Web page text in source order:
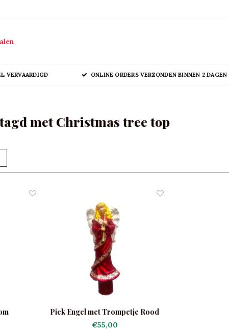
VERVAARDIGD ONLINE ORDERS VERZONDEN BINNEN 2 DAGEN
met Christmas tree top
Piek Engel met Trompetje Rood
€55,00